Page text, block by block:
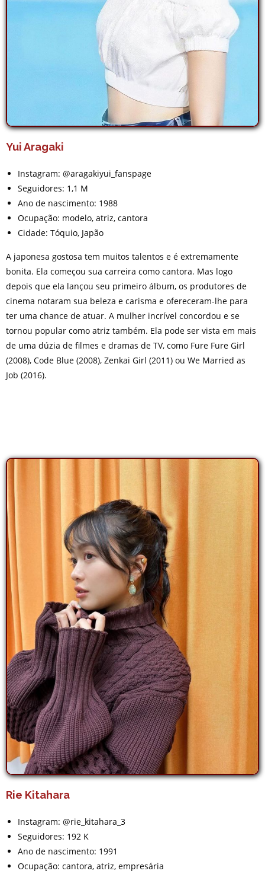
Yui Aragaki
Instagram: @aragakiyui_fanspage
Seguidores: 1,1 M
Ano de nascimento: 1988
Ocupação: modelo, atriz, cantora
Cidade: Tóquio, Japão
A japonesa gostosa tem muitos talentos e é extremamente
bonita. Ela começou sua carreira como cantora. Mas logo
depois que ela lançou seu primeiro álbum, os produtores de
cinema notaram sua beleza e carisma e ofereceram-lhe para
ter uma chance de atuar. A mulher incrível concordou e se
tornou popular como atriz também. Ela pode ser vista em mais
de uma dúzia de filmes e dramas de TV, como Fure Fure Girl
(2008), Code Blue (2008), Zenkai Girl (2011) ou We Married as
Job (2016).
Rie Kitahara
Instagram: @rie_kitahara_3
Seguidores: 192 K
Ano de nascimento: 1991
Ocupação: cantora, atriz, empresária